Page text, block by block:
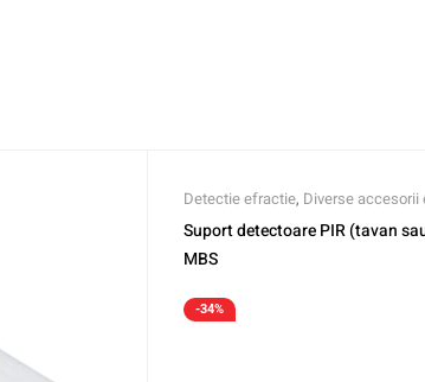
Detectie efractie, Diverse
Suport detectoare PIR (tavan
MBS
-34%